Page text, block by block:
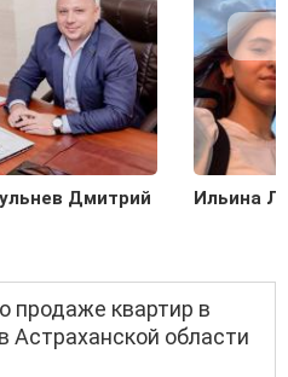
Дмитрий Ильина
продаже квартир в
Астраханской области